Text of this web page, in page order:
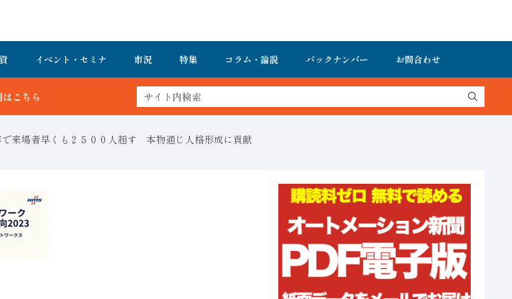
イベント・セミナ 市況 特集 コラム・論説 バックナンバー お問合わせ
来場者早くも２５００人超す 本物通じ人格形成に貢献